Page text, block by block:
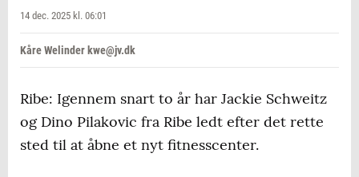
14 dec. 2025 kl. 06:01
Kåre Welinder kwe@jv.dk
Ribe: Igennem snart to år har Jackie Schweitz
og Dino Pilakovic fra Ribe ledt efter det rette
sted til at åbne et nyt fitnesscenter.